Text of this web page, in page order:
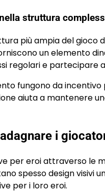
struttura
più ampia del
un elemento
regolari e partecipare
fungono da
aiuta a mantenere
i
per eroi attraverso le
spesso design visivi
per i loro eroi.